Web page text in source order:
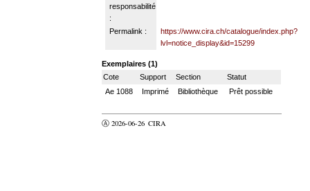
responsabilité
:
Permalink :
https://www.cira.ch/catalogue/index.php?
lvl=notice_display&id=15299
Exemplaires (1)
Cote
Support Section
Statut
Ae 1088
Imprimé Bibliothèque Prêt possible
Ⓐ 2026-06-26 CIRA